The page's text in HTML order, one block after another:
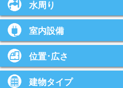
水周り
室内設備
位置･広さ
建物タイプ